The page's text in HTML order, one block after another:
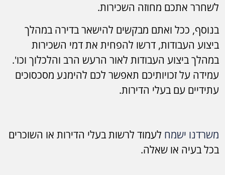
לשחרר אתכם מחוזה השכירות.
בנוסף, ככל ואתם מבקשים להישאר בדירה במהלך
ביצוע העבודות, דרשו להפחית את דמי השכירות
במהלך ביצוע העבודות לאור הרעש הרב והלכלוך וכו'.
עמידה על זכויותיכם תאפשר לכם להימנע מסכסוכים
עתידיים עם בעלי הדירות.
משרדנו ישמח לעמוד לרשות בעלי הדירות או השוכרים
בכל בעיה או שאלה.